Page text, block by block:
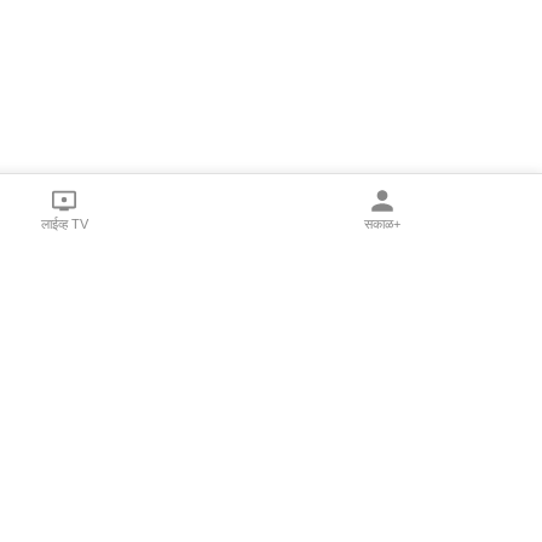
लाईव्ह TV सकाळ+